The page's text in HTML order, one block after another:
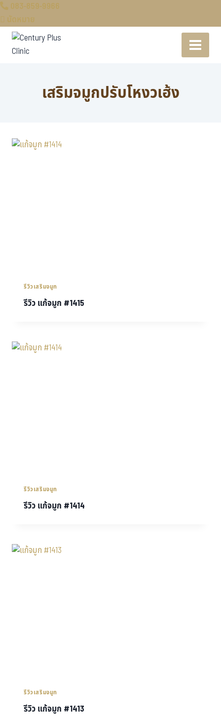
083-859-9966
นัดหมาย
เสริมจมูกปรับโหงวเฮ้ง
รีวิวเสริมจมูก
รีวิว แก้จมูก #1415
รีวิวเสริมจมูก
รีวิว แก้จมูก #1414
รีวิวเสริมจมูก
รีวิว แก้จมูก #1413